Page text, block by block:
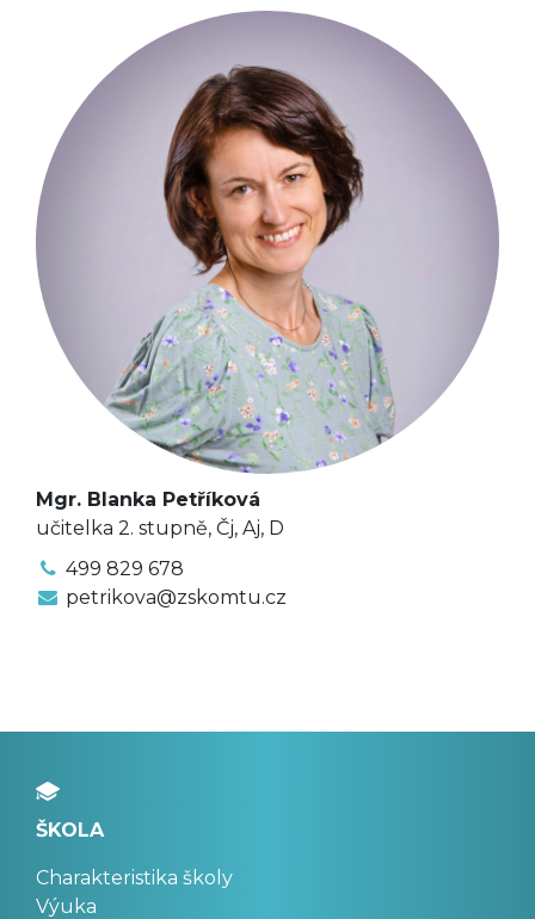
Mgr. Blanka Petříková
učitelka 2. stupně, Čj, Aj, D
499 829 678
petrikova@zskomtu.cz
ŠKOLA
Charakteristika školy
Výuka